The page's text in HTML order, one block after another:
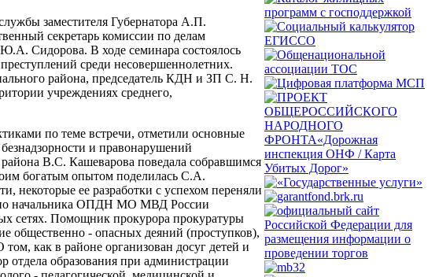
заместителя Губернатора А.П.
секретарь комиссии по делам
Сидорова. В ходе семинара состоялось
среди несовершеннолетних.
района, председатель КДН и ЗП С. Н.
учреждениях среднего,
по теме встречи, отметили основные
и правонарушений
В.С. Кашеварова поведала собравшимся
богатым опытом поделилась С.А.
некоторые ее разработки с успехом переняли
начальника ОПДН МО МВД России
сетях. Помощник прокурора прокуратуры
общественно - опасных деяний (проступков),
как в районе организован досуг детей и
отдела образования при администрации